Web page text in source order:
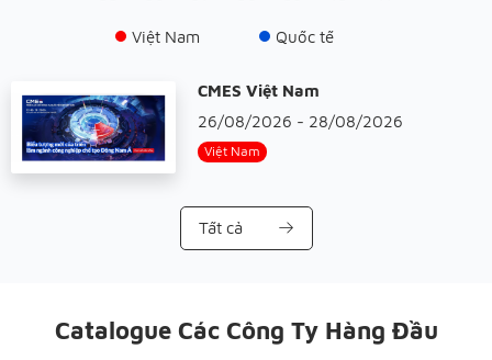
Việt Nam Quốc tế
CMES Việt Nam
26/08/2026 - 28/08/2026
Việt Nam
Tất cả
Catalogue Các Công Ty Hàng Đầu